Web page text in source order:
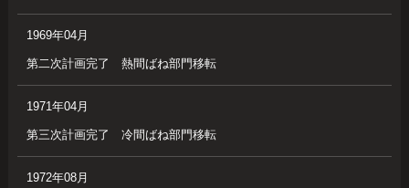
1969年04月
第二次計画完了 熱間ばね部門移転
1971年04月
第三次計画完了 冷間ばね部門移転
1972年08月